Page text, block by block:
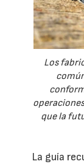
Los
que la
La guía